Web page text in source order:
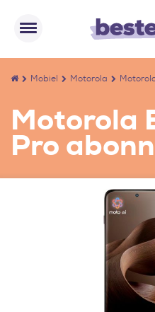
Mobiel Motorola
Motorola
Pro